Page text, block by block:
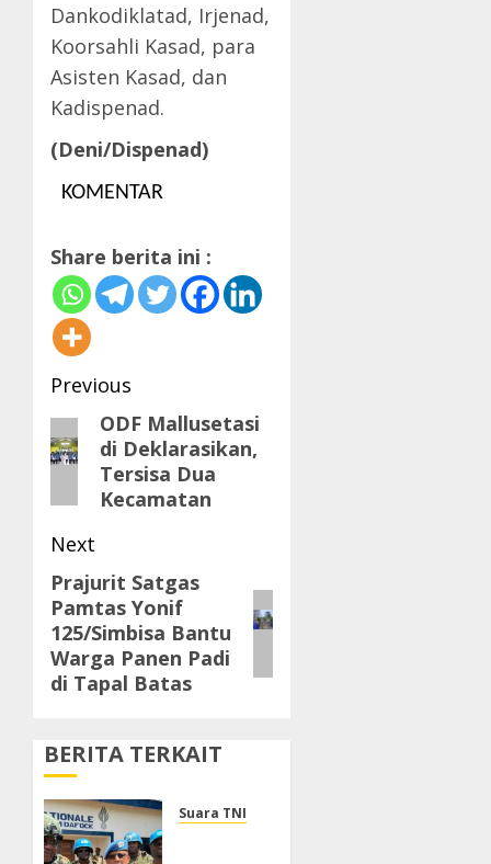
Dankodiklatad, Irjenad,
Koorsahli Kasad, para
Asisten Kasad, dan
Kadispenad.
(Deni/Dispenad)
KOMENTAR
Share berita ini :
Post
navigation
Previous
Previous
post:
ODF Mallusetasi
di Deklarasikan,
Tersisa Dua
Kecamatan
Next
Next
post:
Prajurit Satgas
Pamtas Yonif
125/Simbisa Bantu
Warga Panen Padi
di Tapal Batas
BERITA TERKAIT
Suara TNI